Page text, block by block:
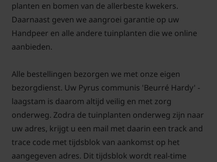
planten en bomen van de allerbeste kwekers.
Daarnaast geven we aangroei garantie op uw
Handpeer en alle andere tuinplanten die we online
aanbieden.
Alle bestellingen bezorgen we met onze eigen
bezorgdienst. Uw Pyrus communis 'Beurré Hardy' -
laagstam is daarom altijd veilig en met zorg
onderweg. Zodra de tuinplanten onderweg zijn naar
uw adres, krijgt u een mail met daarin een track and
trace code met tijdsblok van aankomst op het
aangegeven adres. Dit tijdsblok wordt real-time